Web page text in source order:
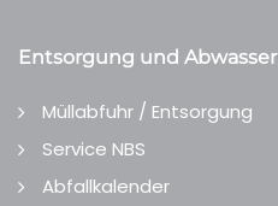
Entsorgung und Abwasser
Müllabfuhr / Entsorgung
Service NBS
Abfallkalender